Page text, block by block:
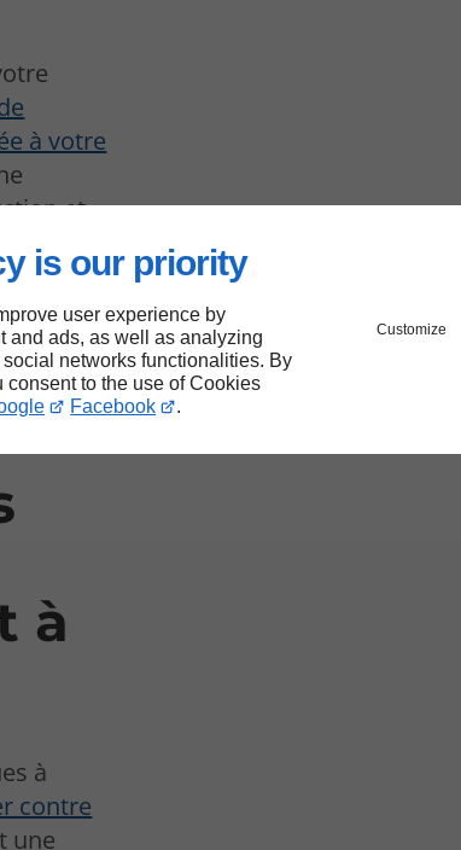
is our priority
user experience by
and ads, as well as analyzing
networks functionalities. By
consent to the use of Cookies
Facebook .
Customize
à votre
et
à
à
contre
une